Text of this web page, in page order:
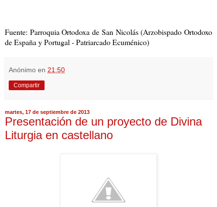
Fuente: Parroquia Ortodoxa de San Nicolás (Arzobispado Ortodoxo
de España y Portugal - Patriarcado Ecuménico)
Anónimo en 21:50
Compartir
martes, 17 de septiembre de 2013
Presentación de un proyecto de Divina
Liturgia en castellano